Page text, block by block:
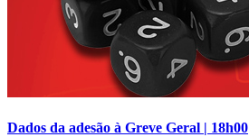
Dados da adesão à Greve Geral | 18h00